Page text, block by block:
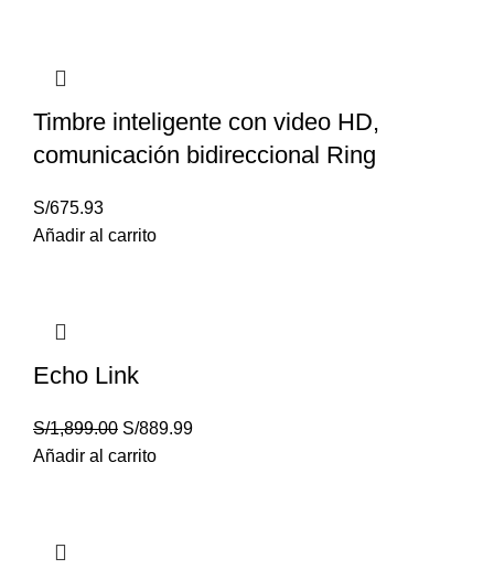
Timbre inteligente con video HD,
comunicación bidireccional Ring
S/675.93
Añadir al carrito
Echo Link
S/1,899.00 S/889.99
Añadir al carrito